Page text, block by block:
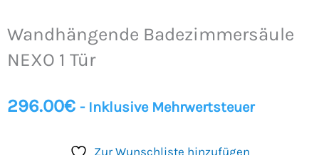
Wandhängende Badezimmersäule
NEXO 1 Tür
296.00€ - Inklusive Mehrwertsteuer
Zur Wunschliste hinzufügen